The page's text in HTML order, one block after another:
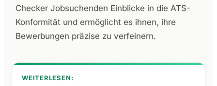
Checker Jobsuchenden Einblicke in die ATS-
Konformität und ermöglicht es ihnen, ihre
Bewerbungen präzise zu verfeinern.
WEITERLESEN: